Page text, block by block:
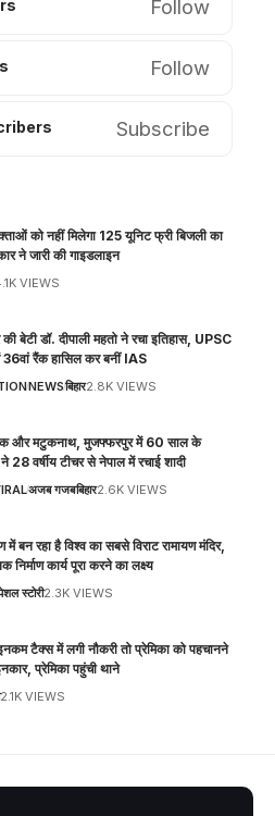
Follow
Follow
Subscribe
को नहीं मिलेगा 125 यूनिट फ्री बिजली का
ने जारी की गाइडलाइन
VIEWS
बेटी डॉ. दीपाली महतो ने रचा इतिहास, UPSC
रैंक हासिल कर बनीं IAS
NEWSबिहार2.8K VIEWS
एक और मटुकनाथ, मुजफ्फरपुर में 60 साल के
28 वर्षीय टीचर से नेपाल में रचाई शादी
अजब गजबबिहार2.6K VIEWS
में बन रहा है विश्व का सबसे विराट रामायण मंदिर,
कार्य पूरा करने का लक्ष्य
स्टोरी2.3K VIEWS
टैक्स में लगी नौकरी तो प्रेमिका को पहचानने
प्रेमिका पहुंची थाने
2.1K VIEWS